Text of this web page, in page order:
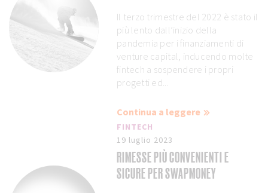
Il terzo trimestre del 2022 è stato il
più lento dall’inizio della
pandemia per i finanziamenti di
venture capital, inducendo molte
fintech a sospendere i propri
progetti ed...
Continua a leggere
FINTECH
19 luglio 2023
RIMESSE PIÙ CONVENIENTI E
SICURE PER SWAPMONEY